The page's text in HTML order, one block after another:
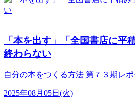
「本を出す」「全国書店に平
終わらない
自分の本をつくる方法 第７３期レポ
2025年08月05日(火)